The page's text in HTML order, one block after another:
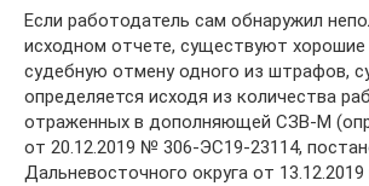
Если работодатель сам обнаружил
исходном отчете, существуют
судебную отмену одного из штрафов,
определяется исходя из количества
отраженных в дополняющей СЗВ-М
от 20.12.2019 № 306-ЭС19-23114,
Дальневосточного округа от